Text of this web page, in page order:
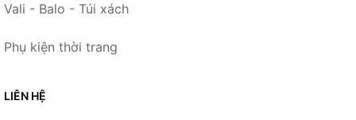
Vali - Balo - Túi xách
Phụ kiện thời trang
LIÊN HỆ